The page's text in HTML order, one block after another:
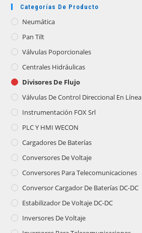
Categorías De Producto
Neumática
Pan Tilt
Válvulas Poporcionales
Centrales Hidráulicas
Divisores De Flujo
Válvulas De Control Direccional En Línea
Instrumentación FOX Srl
PLC Y HMI WECON
Cargadores De Baterías
Conversores De Voltaje
Conversores Para Telecomunicaciones
Conversor Cargador De Baterías DC-DC
Estabilizador De Voltaje DC-DC
Inversores De Voltaje